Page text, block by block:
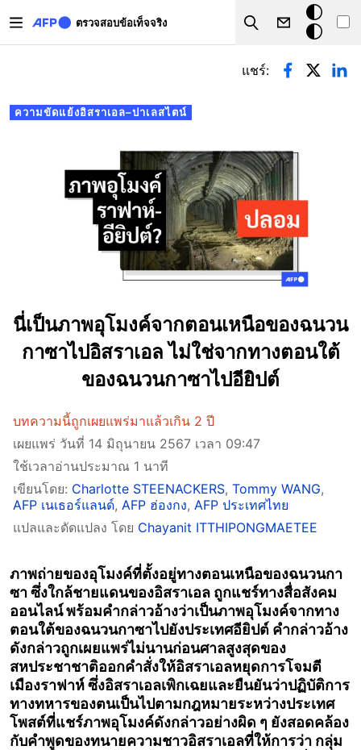
ตรวจสอบข้อเท็จจริง
Search
โหมด
มืด
Primary tabs
ความขัดแย้งอิสราเอล–ปาเลสไตน์
แชร์:
นี่เป็นภาพอุโมงค์จากตอนเหนือของฉนวน
กาซาไปอิสราเอล ไม่ใช่จากทางตอนใต้
ของฉนวนกาซาไปอียิปต์
บทความนี้ถูกเผยแพร่มาแล้วเกิน 2 ปี
เผยแพร่ วันที่ 14 มิถุนายน 2567 เวลา 09:47
ใช้เวลาอ่านประมาณ 1 นาที
เขียนโดย: Charlotte STEENACKERS, Tommy WANG,
AFP เนเธอร์แลนด์, AFP ฮ่องกง, AFP ประเทศไทย
แปลและดัดแปลง โดย Chayanit ITTHIPONGMAETEE
ภาพถ่ายของอุโมงค์ที่ตั้งอยู่ทางตอนเหนือของฉนวนกา
ซา ซึ่งใกล้ชายแดนของอิสราเอล ถูกแชร์ทางสื่อสังคม
ออนไลน์ พร้อมคำกล่าวอ้างว่าเป็นภาพอุโมงค์จากทาง
ตอนใต้ของฉนวนกาซาไปยังประเทศอียิปต์ คำกล่าวอ้าง
ดังกล่าวถูกเผยแพร่ไม่นานก่อนศาลสูงสุดของ
สหประชาชาติออกคำสั่งให้อิสราเอลหยุดการโจมตี
เมืองราฟาห์ ซึ่งอิสราเอลเพิกเฉยและยืนยันว่าปฏิบัติการ
ทางทหารของตนเป็นไปตามกฎหมายระหว่างประเทศ
โพสต์ที่แชร์ภาพอุโมงค์ดังกล่าวอย่างผิด ๆ ยังสอดคล้อง
กับคำพูดของทนายความชาวอิสราเอลที่ให้การว่า กลุ่ม